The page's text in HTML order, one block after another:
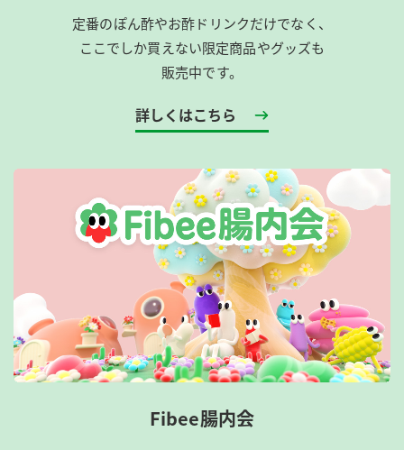
定番のぽん酢やお酢ドリンクだけでなく、
ここでしか買えない限定商品やグッズも
販売中です。
詳しくはこちら
Fibee腸内会